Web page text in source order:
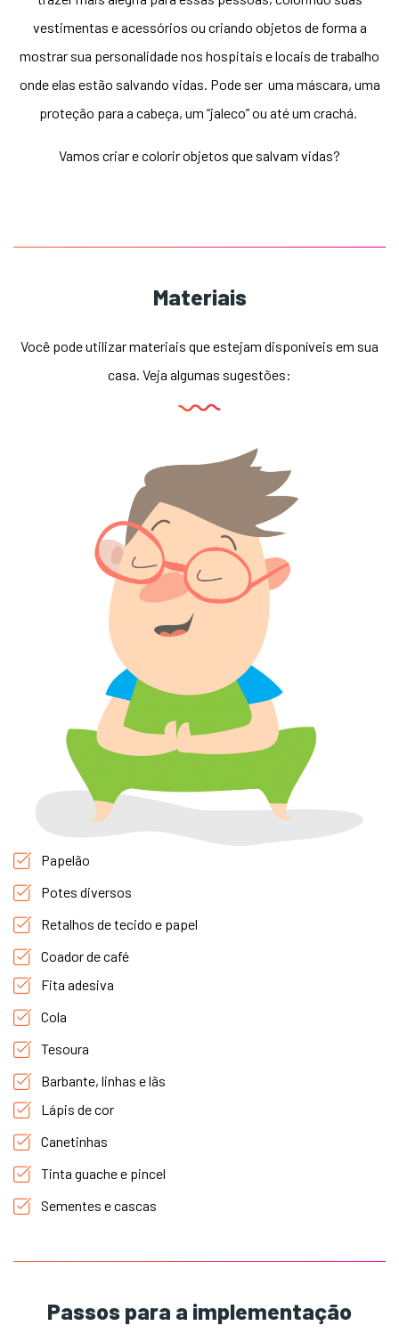
vestimentas e acessórios ou criando objetos de forma a
mostrar sua personalidade nos hospitais e locais de trabalho
onde elas estão salvando vidas. Pode ser uma máscara, uma
proteção para a cabeça, um “jaleco” ou até um crachá.
Vamos criar e colorir objetos que salvam vidas?
Materiais
Você pode utilizar materiais que estejam disponíveis em sua
casa. Veja algumas sugestões:
Papelão
Potes diversos
Retalhos de tecido e papel
Coador de café
Fita adesiva
Cola
Tesoura
Barbante, linhas e lãs
Lápis de cor
Canetinhas
Tinta guache e pincel
Sementes e cascas
Passos para a implementação